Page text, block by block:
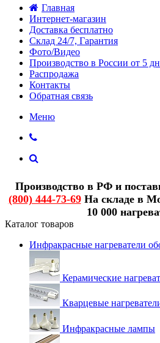
Главная
Интернет-магазин
Доставка бесплатно
Склад 24/7, Гарантия
Фото/Видео
Производство в России от 5
Распродажа
Контакты
Обратная связь
Меню
Производство в РФ и
(800) 444-73-69На складе в
10 000
Каталог товаров
Инфракрасные нагреватели
Керамические
Кварцевые
Инфракрасные лампы